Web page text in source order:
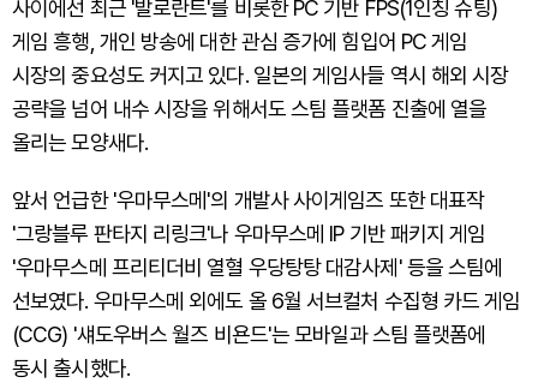
사이에선 최근 '발로란트'를 비롯한 PC 기반 FPS(1인칭 슈팅)
게임 흥행, 개인 방송에 대한 관심 증가에 힘입어 PC 게임
시장의 중요성도 커지고 있다. 일본의 게임사들 역시 해외 시장
공략을 넘어 내수 시장을 위해서도 스팀 플랫폼 진출에 열을
올리는 모양새다.
앞서 언급한 '우마무스메'의 개발사 사이게임즈 또한 대표작
'그랑블루 판타지 리링크'나 우마무스메 IP 기반 패키지 게임
'우마무스메 프리티더비 열혈 우당탕탕 대감사제' 등을 스팀에
선보였다. 우마무스메 외에도 올 6월 서브컬처 수집형 카드 게임
(CCG) '섀도우버스 월즈 비욘드'는 모바일과 스팀 플랫폼에
동시 출시했다.